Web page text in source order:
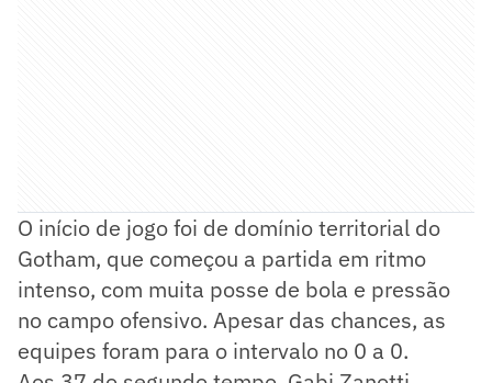
O início de jogo foi de domínio territorial do
Gotham, que começou a partida em ritmo
intenso, com muita posse de bola e pressão
no campo ofensivo. Apesar das chances, as
equipes foram para o intervalo no 0 a 0.